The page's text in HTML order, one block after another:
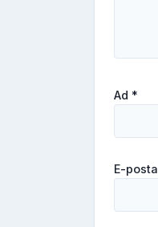
Ad *
E-posta